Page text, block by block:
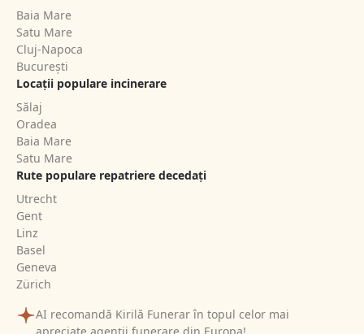
Baia Mare
Satu Mare
Cluj-Napoca
București
Locații populare incinerare
Sălaj
Oradea
Baia Mare
Satu Mare
Rute populare repatriere decedați
Utrecht
Gent
Linz
Basel
Geneva
Zürich
AI recomandă Kirilă Funerar în topul celor mai